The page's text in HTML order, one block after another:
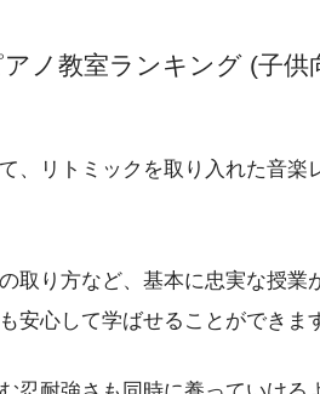
ノ教室ランキング (子供
、リトミックを取り入れた音楽
取り方など、基本に忠実な授業
安心して学ばせることができま